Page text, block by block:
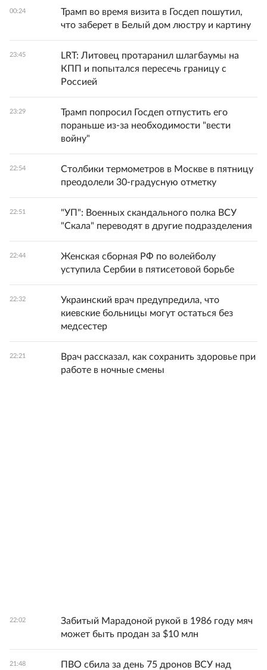
00:24
Трамп во время визита в Госдеп пошутил,
что заберет в Белый дом люстру и картину
23:45
LRT: Литовец протаранил шлагбаумы на
КПП и попытался пересечь границу с
Россией
23:29
Трамп попросил Госдеп отпустить его
пораньше из-за необходимости "вести
войну"
22:54
Столбики термометров в Москве в пятницу
преодолели 30-градусную отметку
22:51
"УП": Военных скандального полка ВСУ
"Скала" переводят в другие подразделения
22:44
Женская сборная РФ по волейболу
уступила Сербии в пятисетовой борьбе
22:32
Украинский врач предупредила, что
киевские больницы могут остаться без
медсестер
22:21
Врач рассказал, как сохранить здоровье при
работе в ночные смены
22:02
Забитый Марадоной рукой в 1986 году мяч
может быть продан за $10 млн
21:48
ПВО сбила за день 75 дронов ВСУ над